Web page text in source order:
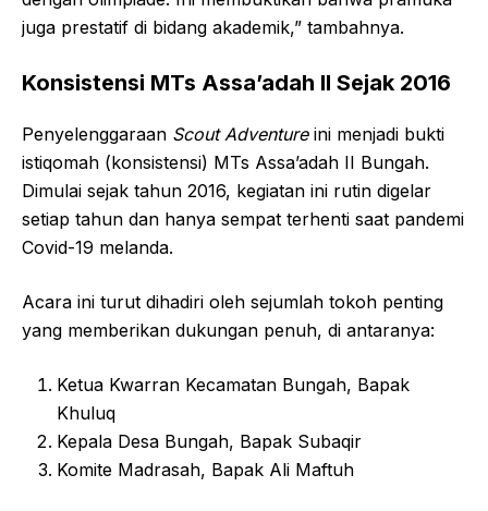
juga prestatif di bidang akademik,” tambahnya.
Konsistensi MTs Assa’adah II Sejak 2016
Penyelenggaraan Scout Adventureini menjadi bukti
istiqomah (konsistensi) MTs Assa’adah II Bungah.
Dimulai sejak tahun 2016, kegiatan ini rutin digelar
setiap tahun dan hanya sempat terhenti saat pandemi
Covid-19 melanda.
Acara ini turut dihadiri oleh sejumlah tokoh penting
yang memberikan dukungan penuh, di antaranya:
Ketua Kwarran Kecamatan Bungah, Bapak
Khuluq
Kepala Desa Bungah, Bapak Subaqir
Komite Madrasah, Bapak Ali Maftuh